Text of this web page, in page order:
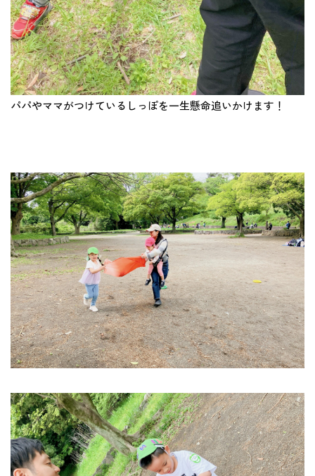
パパやママがつけているしっぽを一生懸命追いかけます！